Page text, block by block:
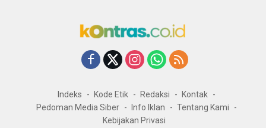
Indeks Kode Etik Redaksi
Kontak
Pedoman Media Siber
Info Iklan
Tentang Kami
Kebijakan Privasi